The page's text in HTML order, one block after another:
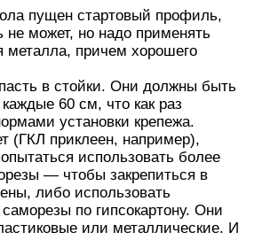
пущен стартовый профиль,
не может, но надо применять
металла, причем хорошего
в стойки. Они должны быть
60 см, что как раз
установки крепежа.
(ГКЛ приклеен, например),
использовать более
— чтобы закрепиться в
либо использовать
по гипсокартону. Они
или металлические. И